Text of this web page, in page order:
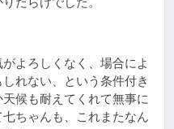
よろしくなく、場合によ
れない、という条件付き
候も耐えてくれて無事に
ちゃんも、これまたなん